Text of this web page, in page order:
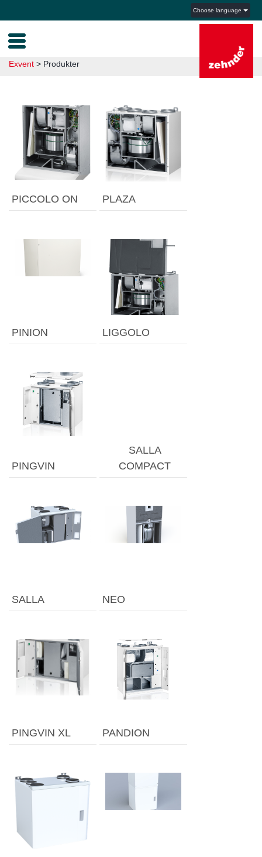
Choose language
Exvent > Produkter
PICCOLO ON PLAZA
PINION LIGGOLO
PINGVIN
SALLA
COMPACT
SALLA NEO
PINGVIN XL PANDION